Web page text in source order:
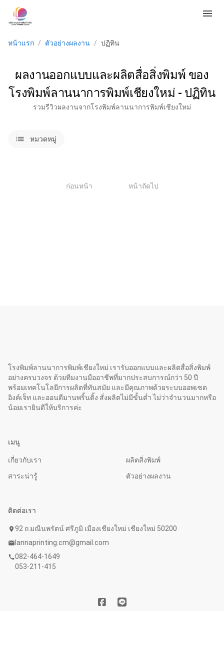
menu
หน้าแรก / ตัวอย่างผลงาน / ปฏิทิน
ผลงานออกแบบและผลิตสื่อสิ่งพิมพ์ ของ
โรงพิมพ์ลานนาการพิมพ์เชียงใหม่ - ปฏิทิน
รวมรีวิวผลงานจากโรงพิมพ์ลานนาการพิมพ์เชียงใหม่
listsหมวดหมู่
ก่อนหน้า หน้าถัดไป
โรงพิมพ์ลานนาการพิมพ์เชียงใหม่ เรารับออกแบบและผลิตสื่อสิ่งพิมพ์
อย่างครบวงจร ด้วยทีมงานมืออาชีพที่มากประสบการณ์กว่า 50 ปี
พร้อมเทคโนโลยีการผลิตที่ทันสมัย และมีคุณภาพด้วยระบบออพเซต
อิงค์เจ็ท และออนดีมานพริ้นติ้ง สั่งผลิตไม่มีขั้นต่ำ ไม่ว่าจำนวนมากหรือ
น้อยเรายินดีให้บริการค่ะ
เมนู
เกี่ยวกับเรา
ผลิตสิ่งพิมพ์
สาระน่ารู้
ตัวอย่างผลงาน
ติดต่อเรา
location_on 92 ถ.มณีนพรัตน์ ศรีภูมิ เมืองเชียงใหม่ เชียงใหม่ 50200
mail lannaprinting.cm@gmail.com
call082-464-1649
053-211-415